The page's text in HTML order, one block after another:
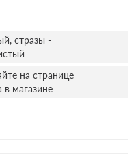
стразы -
на странице
в магазине